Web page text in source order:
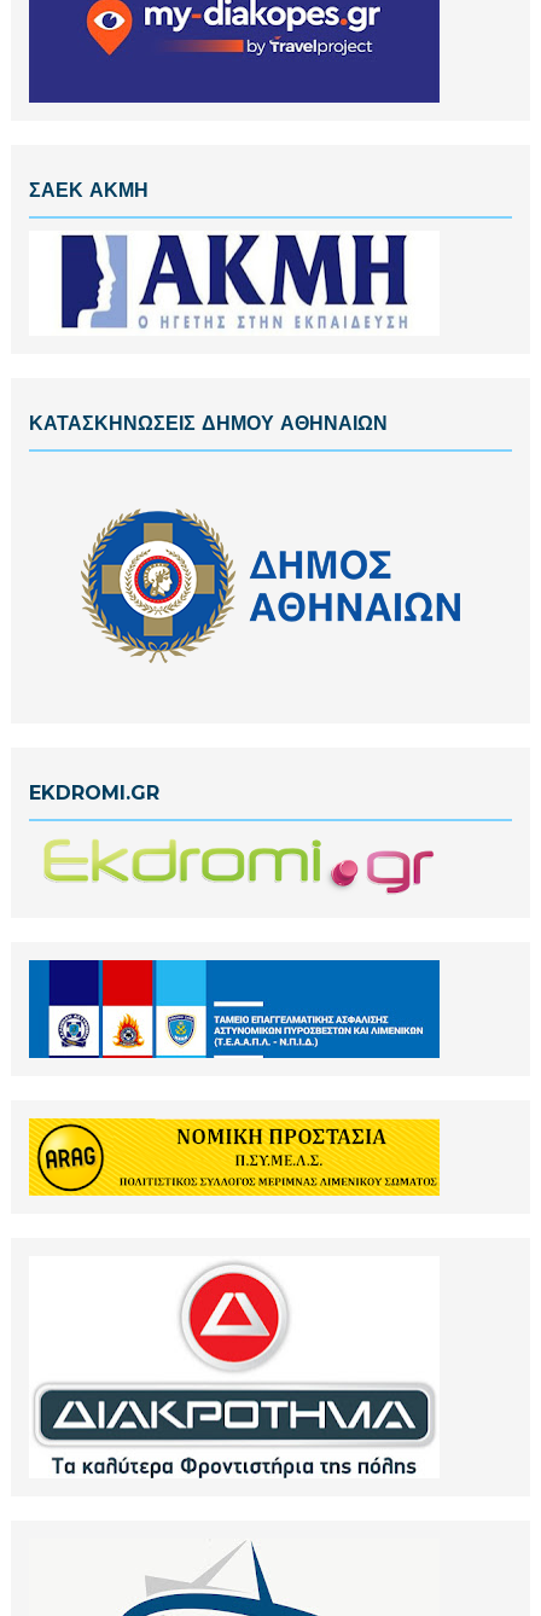
ΣΑΕΚ ΑΚΜΗ
ΚΑΤΑΣΚΗΝΩΣΕΙΣ ΔΗΜΟΥ ΑΘΗΝΑΙΩΝ
EKDROMI.GR